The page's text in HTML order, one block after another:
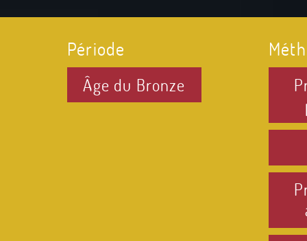
Période
Âge du Bronze